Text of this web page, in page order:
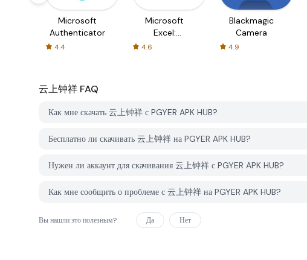
Microsoft
Authenticator
4.4
Microsoft
Excel:
Spreadsheets
4.6
Blackmagic
Camera
4.9
云上钟祥 FAQ
Как мне скачать 云上钟祥 с PGYER APK HUB?
Бесплатно ли скачивать 云上钟祥 на PGYER APK HUB?
Нужен ли аккаунт для скачивания 云上钟祥 с PGYER APK HUB?
Как мне сообщить о проблеме с 云上钟祥 на PGYER APK HUB?
Вы нашли это полезным? Да Нет